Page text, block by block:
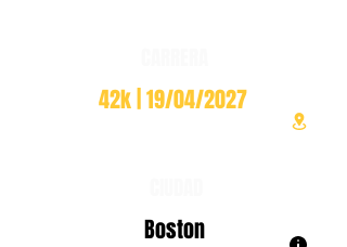
42k | 19/04/2027
Boston